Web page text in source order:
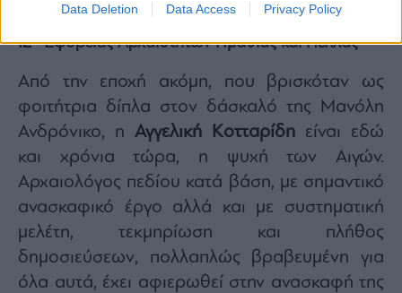
Data Deletion Data Access Privacy Policy
Αγγελική Κοτταρίδη, αρχαιολόγος, διευθύντρια της
ΙΖ΄ Εφορείας Αρχαιοτήτων Ημαθίας και Πέλλας
Από την εποχή ακόμη, που βρισκόταν ως
φοιτήτρια δίπλα στον δάσκαλό της Μανόλη
Ανδρόνικο, η Αγγελική Κοτταρίδη είναι εδώ
και χρόνια τώρα, η ψυχή των Αιγών.
Αρχαιολόγος πεδίου κατά βάση, με σημαντικό
ανασκαφικό έργο αλλά και με συστηματική
μελέτη, τεκμηρίωση και πλήθος
δημοσιεύσεων, πολλαπλώς βραβευμένη για
όλα αυτά, έχει αφιερωθεί στην ανασκαφή της